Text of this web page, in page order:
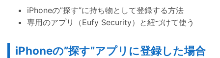
iPhoneの”探す”に持ち物として登録する方法
専用のアプリ（Eufy Security）と紐づけて使う
iPhoneの”探す”アプリに登録した場合